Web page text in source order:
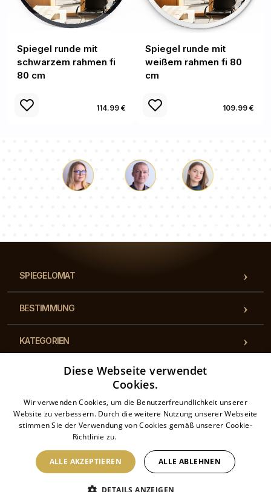
Spiegel runde mit
schwarzem rahmen fi
80 cm
114.99 €
Spiegel runde mit
weißem rahmen fi 80
cm
109.99 €
SPIEGELOMAT
BESTIMMUNG
KATEGORIEN
BESTIMMUNGEN
KONTAKT
2026 © Spiegelomat – Alle Rechte vorbehalten. Der Onlineshop wird betrieben von:
Diese Webseite verwendet
Cookies.
Wir verwenden Cookies, um die Benutzerfreundlichkeit unserer
Website zu verbessern. Durch die weitere Nutzung unserer Webseite
stimmen Sie der Verwendung von Cookies gemäß unserer Cookie-
Richtlinie zu.
ALLE AKZEPTIEREN ALLE ABLEHNEN
DETAILS ANZEIGEN